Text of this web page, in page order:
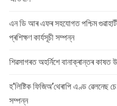
এন ডি আৰ এফৰ সহযোগত পশ্চিম
প্ৰশিক্ষণ কাৰ্যসূচী সম্পন্ন
শিৱসাগৰত অহৰ্নিশে বানাক্ৰান্তৰ কাষত
হ’লিষ্টিক ফিজিঅ’থেৰাপি এণ্ড ৱেলনেছ
সম্পন্ন